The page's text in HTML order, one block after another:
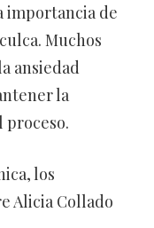
importancia de
Muchos
ansiedad
la
proceso.
los
Alicia Collado